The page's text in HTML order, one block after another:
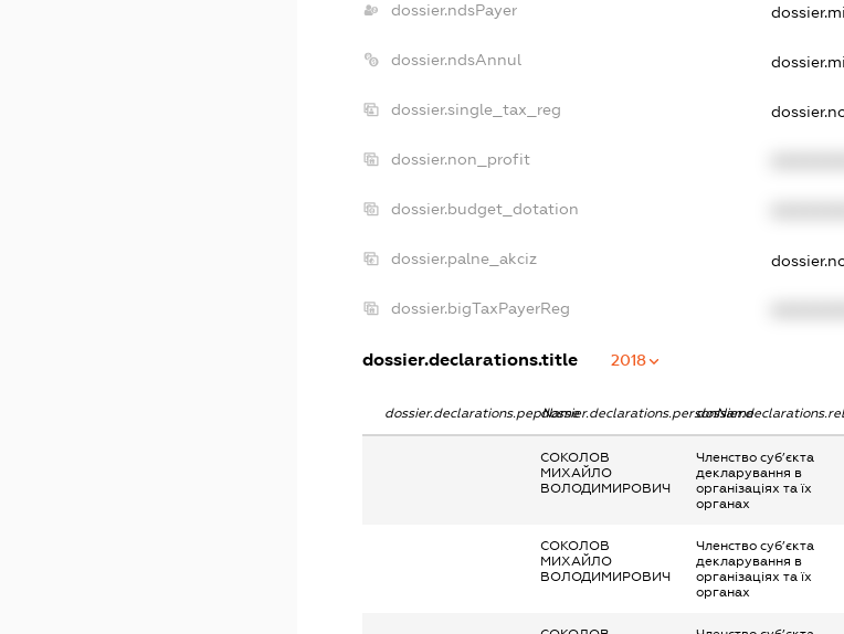
dossier.ndsPayer
dossier.ndsAnnul
dossier.single_tax_reg
dossier.non_profit
dossier.budget_dotation
dossier.palne_akciz
dossier.bigTaxPayerReg
dossier.declarations.title 2018
dossier.declarations.pepNamedossier.declarations.personName
СОКОЛОВ
МИХАЙЛО
ВОЛОДИМИРОВИЧ
Членство суб’єкта
декларування в
організаціях та їх
органах
СОКОЛОВ
МИХАЙЛО
ВОЛОДИМИРОВИЧ
Членство суб’єкта
декларування в
організаціях та їх
органах